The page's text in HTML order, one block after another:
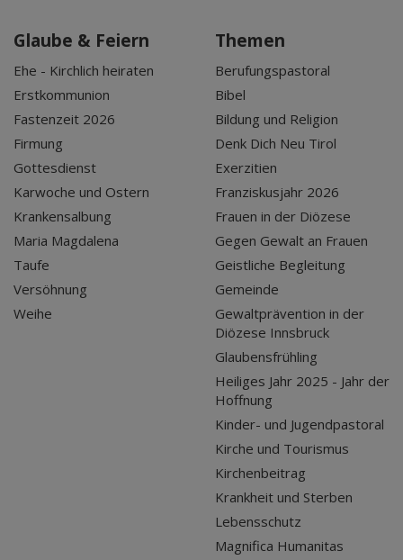
Glaube & Feiern
Ehe - Kirchlich heiraten
Erstkommunion
Fastenzeit 2026
Firmung
Gottesdienst
Karwoche und Ostern
Krankensalbung
Maria Magdalena
Taufe
Versöhnung
Weihe
Themen
Berufungspastoral
Bibel
Bildung und Religion
Denk Dich Neu Tirol
Exerzitien
Franziskusjahr 2026
Frauen in der Diözese
Gegen Gewalt an Frauen
Geistliche Begleitung
Gemeinde
Gewaltprävention in der
Diözese Innsbruck
Glaubensfrühling
Heiliges Jahr 2025 - Jahr der
Hoffnung
Kinder- und Jugendpastoral
Kirche und Tourismus
Kirchenbeitrag
Krankheit und Sterben
Lebensschutz
Magnifica Humanitas